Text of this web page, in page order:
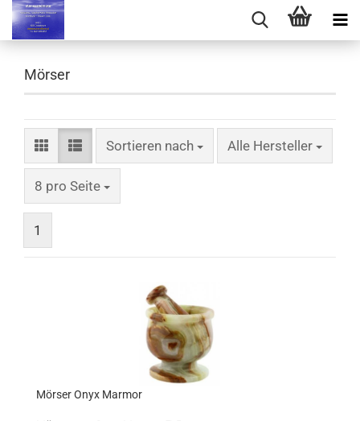
Mörser
Sortieren nach
Sortieren nach Alle Hersteller
8 pro Seite
pro Seite
1
Mörser Onyx Marmor